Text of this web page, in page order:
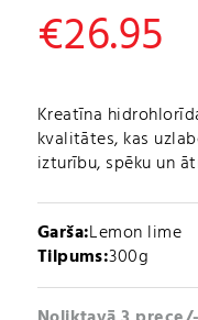
€26.95
Kreatīna
kvalitātes, kas
izturību, spēku un
Garša:Lemon lime
Tilpums:300g